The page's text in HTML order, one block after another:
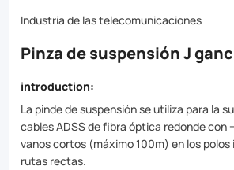
on
straight
routes.
Industria de las telecomunicaciones
Pinza de suspensión J
introduction:
La pinde de suspensión se utiliza para la
cables ADSS de fibra óptica redonde con
vanos cortos (máximo 100m) en los
rutas rectas.